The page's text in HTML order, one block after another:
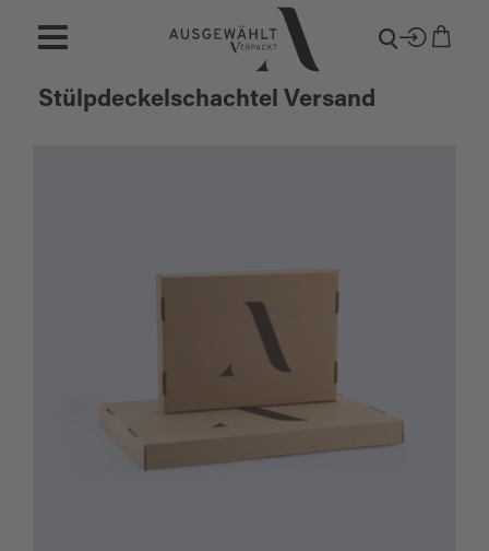
Stülpdeckelschachtel Versand